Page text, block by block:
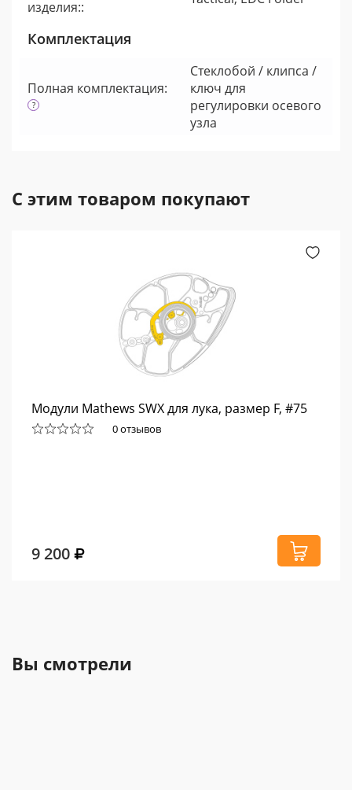
изделия::
Комплектация
Полная комплектация:
Стеклобой / клипса /
ключ для
регулировки осевого
узла
С этим товаром покупают
Модули Mathews SWX для лука, размер F, #75
0 отзывов
9 200
Вы смотрели